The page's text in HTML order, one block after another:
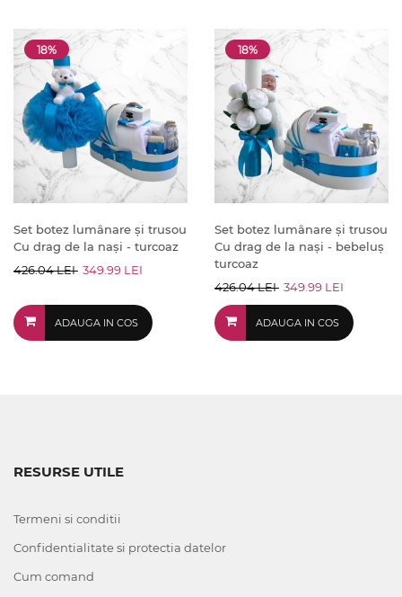
18%
Set botez lumânare și trusou
Cu drag de la nași - turcoaz
426.04 LEI 349.99 LEI
ADAUGA IN COS
18%
Set botez lumânare și trusou
Cu drag de la nași - bebeluș
turcoaz
426.04 LEI 349.99 LEI
ADAUGA IN COS
RESURSE UTILE
Termeni si conditii
Confidentialitate si protectia datelor
Cum comand